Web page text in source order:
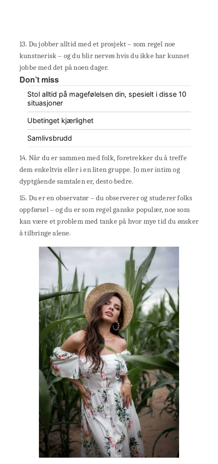
13. Du jobber alltid med et prosjekt – som regel noe
kunstnerisk – og du blir nervøs hvis du ikke har kunnet
jobbe med det på noen dager.
Don’t miss
Stol alltid på magefølelsen din, spesielt i disse 10
situasjoner
Ubetinget kjærlighet
Samlivsbrudd
14. Når du er sammen med folk, foretrekker du å treffe
dem enkeltvis eller i en liten gruppe. Jo mer intim og
dyptgående samtalen er, desto bedre.
15. Du er en observatør – du observerer og studerer folks
oppførsel – og du er som regel ganske populær, noe som
kan være et problem med tanke på hvor mye tid du ønsker
å tilbringe alene.